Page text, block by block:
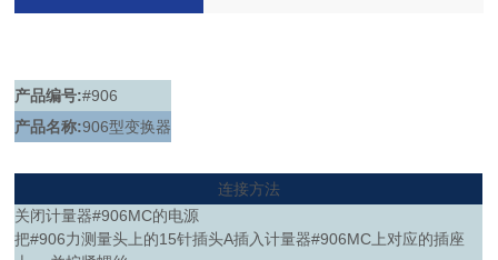
产品编号:#906
产品名称:906型变换器
连接方法
关闭计量器#906MC的电源
把#906力测量头上的15针插头A插入计量器#906MC上对应的插座